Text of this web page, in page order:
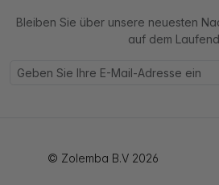
Bleiben Sie über unsere neuesten
auf dem
© Zolemba B.V 2026